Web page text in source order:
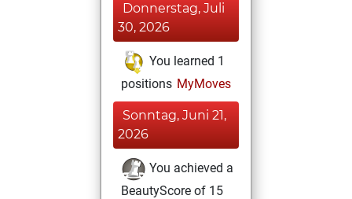
Donnerstag, Juli
30, 2026
You learned 1
positions MyMoves
Sonntag, Juni 21,
2026
You achieved a
BeautyScore of 15